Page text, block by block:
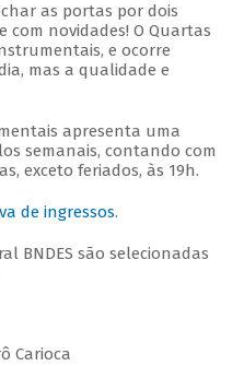
as portas por dois
com novidades! O Quartas
e ocorre
mas a qualidade e
apresenta uma
semanais, contando com
exceto feriados, às 19h.
de ingressos.
BNDES são selecionadas
Carioca